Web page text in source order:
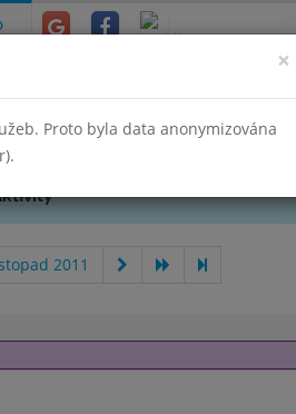
2011
×
Proto byla data anonymizována